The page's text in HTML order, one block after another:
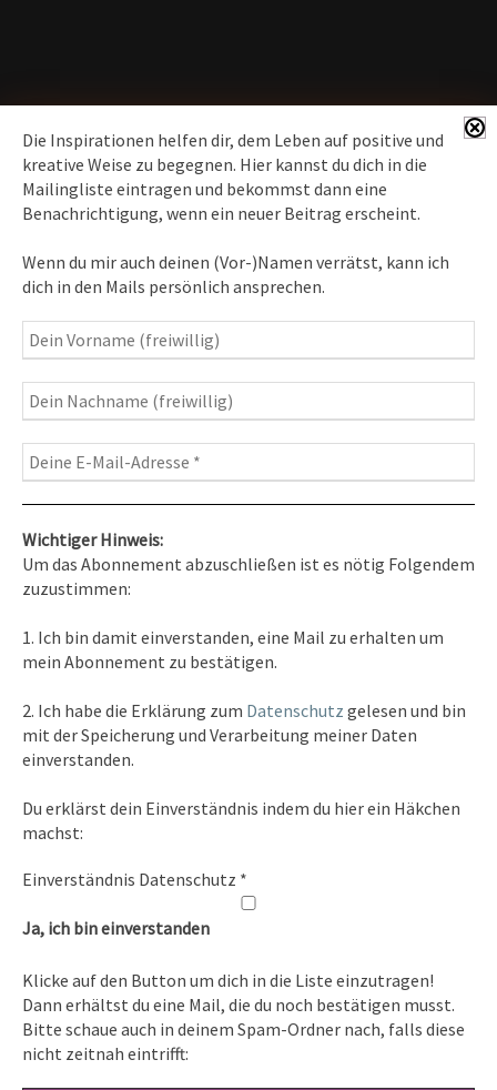
Die Inspirationen helfen dir, dem Leben auf positive und
kreative Weise zu begegnen. Hier kannst du dich in die
Mailingliste eintragen und bekommst dann eine
Benachrichtigung, wenn ein neuer Beitrag erscheint.
Wenn du mir auch deinen (Vor-)Namen verrätst, kann ich
dich in den Mails persönlich ansprechen.
Wichtiger Hinweis:
Um das Abonnement abzuschließen ist es nötig Folgendem
zuzustimmen:
1. Ich bin damit einverstanden, eine Mail zu erhalten um
mein Abonnement zu bestätigen.
2. Ich habe die Erklärung zum Datenschutz gelesen und bin
mit der Speicherung und Verarbeitung meiner Daten
einverstanden.
Du erklärst dein Einverständnis indem du hier ein Häkchen
machst:
Einverständnis Datenschutz *
Ja, ich bin einverstanden
Klicke auf den Button um dich in die Liste einzutragen!
Dann erhältst du eine Mail, die du noch bestätigen musst.
Bitte schaue auch in deinem Spam-Ordner nach, falls diese
nicht zeitnah eintrifft:
News erhalten
Inspirationen
– Bewusstseins-Impulse, Meditation &
Heilung, Texte & Botschaften
Fotografie– Fotoblog, Kalender, Workshops
Kontakt
Tel. 0351/2681691
E-Mail: info [at ] spirit-on-earth.com
Heilpraxis
Heilpraxis Hirschburger
Rechtliches
Impressum
Datenschutz